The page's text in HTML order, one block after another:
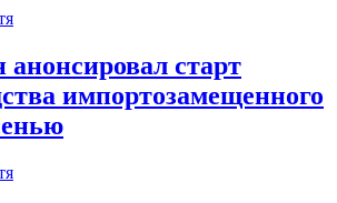
старт
импортозамещенного